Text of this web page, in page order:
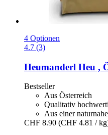
4 Optionen
4.7 (3)
Heumanderl Heu ,
Bestseller
Aus Österreich
Qualitativ
Aus einer
CHF 8.90 (CHF 4.81 /